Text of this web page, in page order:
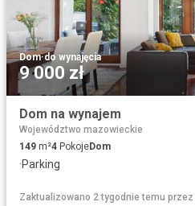
Dom·do wynajęcia
9 000 zł
Dom na wynajem
Województwo mazowieckie
149 m²4 PokojeDom
·Parking
Zaktualizowano 2 tygodnie temu przez